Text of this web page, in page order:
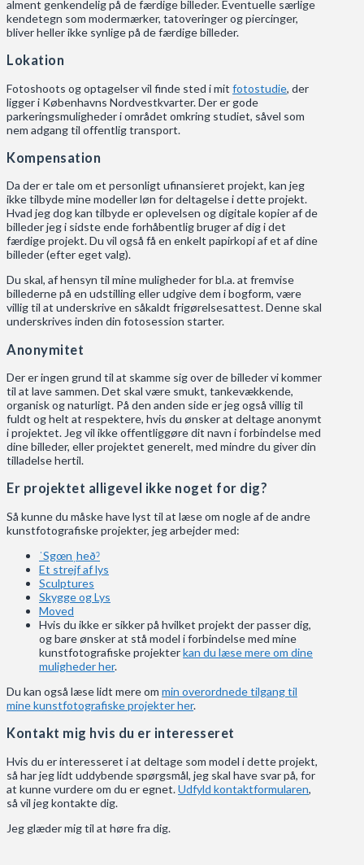
alment genkendelig på de færdige billeder. Eventuelle særlige
kendetegn som modermærker, tatoveringer og piercinger,
bliver heller ikke synlige på de færdige billeder.
Lokation
Fotoshoots og optagelser vil finde sted i mit fotostudie, der
ligger i Københavns Nordvestkvarter. Der er gode
parkeringsmuligheder i området omkring studiet, såvel som
nem adgang til offentlig transport.
Kompensation
Da der er tale om et personligt ufinansieret projekt, kan jeg
ikke tilbyde mine modeller løn for deltagelse i dette projekt.
Hvad jeg dog kan tilbyde er oplevelsen og digitale kopier af de
billeder jeg i sidste ende forhåbentlig bruger af dig i det
færdige projekt. Du vil også få en enkelt papirkopi af et af dine
billeder (efter eget valg).
Du skal, af hensyn til mine muligheder for bl.a. at fremvise
billederne på en udstilling eller udgive dem i bogform, være
villig til at underskrive en såkaldt frigørelsesattest. Denne skal
underskrives inden din fotosession starter.
Anonymitet
Der er ingen grund til at skamme sig over de billeder vi kommer
til at lave sammen. Det skal være smukt, tankevækkende,
organisk og naturligt. På den anden side er jeg også villig til
fuldt og helt at respektere, hvis du ønsker at deltage anonymt
i projektet. Jeg vil ikke offentliggøre dit navn i forbindelse med
dine billeder, eller projektet generelt, med mindre du giver din
tilladelse hertil.
Er projektet alligevel ikke noget for dig?
Så kunne du måske have lyst til at læse om nogle af de andre
kunstfotografiske projekter, jeg arbejder med:
ˈSgœnˌheðˀ
Et strejf af lys
Sculptures
Skygge og Lys
Moved
Hvis du ikke er sikker på hvilket projekt der passer dig,
og bare ønsker at stå model i forbindelse med mine
kunstfotografiske projekterkan du læse mere om dine
muligheder her.
Du kan også læse lidt mere om min overordnede tilgang til
mine kunstfotografiske projekter her.
Kontakt mig hvis du er interesseret
Hvis du er interesseret i at deltage som model i dette projekt,
så har jeg lidt uddybende spørgsmål, jeg skal have svar på, for
at kunne vurdere om du er egnet.Udfyld kontaktformularen,
så vil jeg kontakte dig.
Jeg glæder mig til at høre fra dig.